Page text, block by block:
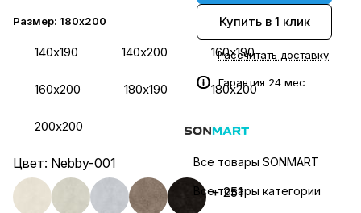
Размер: 180х200
140х190 140х200 160х190
160х200 180х190 180х200
200х200
Цвет: Nebby-001
+ 251
Купить в 1 клик
Рассчитать доставку
Гарантия 24 мес
Все товары SONMART
Все товары категории